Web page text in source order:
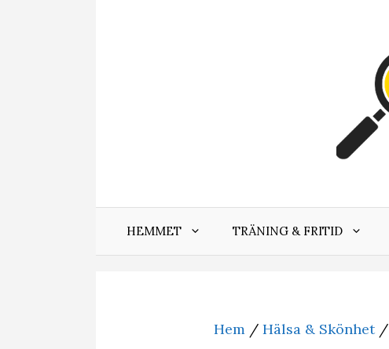
HEMMET TRÄNING & FRITID
Hem / Hälsa & Skönhet/